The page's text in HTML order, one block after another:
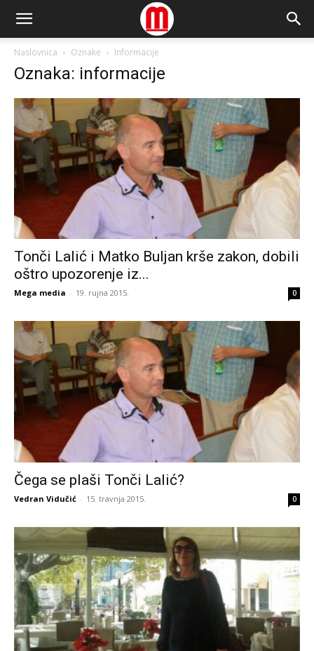
Naslovnica Oznake Informacije
Oznaka: informacije
Tonči Lalić i Matko Buljan krše zakon, dobili
oštro upozorenje iz...
Mega media - 19. rujna 2015. 0
Čega se plaši Tonči Lalić?
Vedran Vidučić - 15. travnja 2015. 0